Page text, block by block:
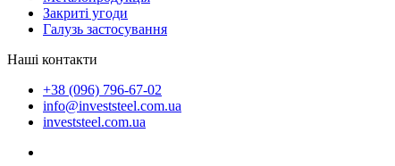
Закриті угоди
Галузь застосування
Наші контакти
+38 (096) 796-67-02
info@investsteel.com.ua
investsteel.com.ua